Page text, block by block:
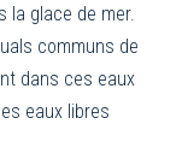
la glace de mer.
communs de
dans ces eaux
eaux libres